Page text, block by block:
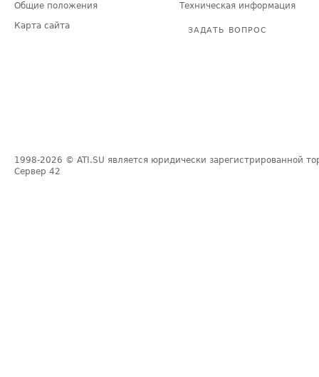
Общие положения
Карта сайта
Техническая информация
ЗАДАТЬ ВОПРОС
1998-2026 © ATI.SU является юридически зарегистрированной
Сервер 42